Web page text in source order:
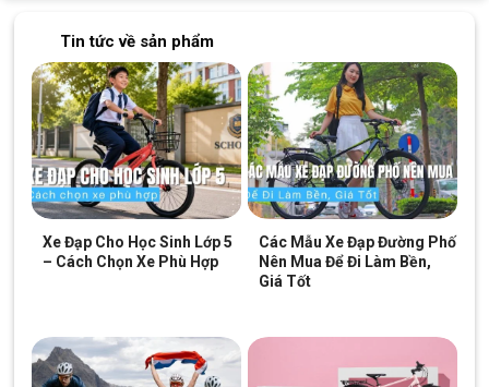
Thắng gôm an toàn trên Xe Đạp Đường Phố 700c California City 200
2021
Tin tức về sản phẩm
Xe Đạp Cho Học Sinh Lớp 5
– Cách Chọn Xe Phù Hợp
Các Mẫu Xe Đạp Đường Phố
Nên Mua Để Đi Làm Bền,
Giá Tốt